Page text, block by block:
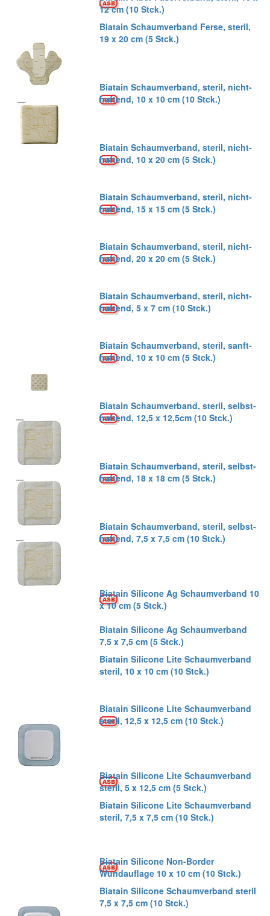
12 cm (10 Stck.)
Biatain Schaumverband Ferse, steril,
19 x 20 cm (5 Stck.)
Biatain Schaumverband, steril, nicht-
haftend, 10 x 10 cm (10 Stck.)
Biatain Schaumverband, steril, nicht-
haftend, 10 x 20 cm (5 Stck.)
Biatain Schaumverband, steril, nicht-
haftend, 15 x 15 cm (5 Stck.)
Biatain Schaumverband, steril, nicht-
haftend, 20 x 20 cm (5 Stck.)
Biatain Schaumverband, steril, nicht-
haftend, 5 x 7 cm (10 Stck.)
Biatain Schaumverband, steril, sanft-
haftend, 10 x 10 cm (5 Stck.)
Biatain Schaumverband, steril, selbst-
haftend, 12,5 x 12,5cm (10 Stck.)
Biatain Schaumverband, steril, selbst-
haftend, 18 x 18 cm (5 Stck.)
Biatain Schaumverband, steril, selbst-
haftend, 7,5 x 7,5 cm (10 Stck.)
Biatain Silicone Ag Schaumverband 10
x 10 cm (5 Stck.)
Biatain Silicone Ag Schaumverband
7,5 x 7,5 cm (5 Stck.)
Biatain Silicone Lite Schaumverband
steril, 10 x 10 cm (10 Stck.)
Biatain Silicone Lite Schaumverband
steril, 12,5 x 12,5 cm (10 Stck.)
Biatain Silicone Lite Schaumverband
steril, 5 x 12,5 cm (5 Stck.)
Biatain Silicone Lite Schaumverband
steril, 7,5 x 7,5 cm (10 Stck.)
Biatain Silicone Non-Border
Wundauflage 10 x 10 cm (10 Stck.)
Biatain Silicone Schaumverband steril
7,5 x 7,5 cm (10 Stck.)